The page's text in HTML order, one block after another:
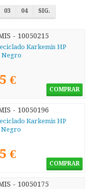
03 04 SIG.
- 10050215
Karkemis HP
Negro
€
COMPRAR
- 10050196
Karkemis HP
Negro
€
COMPRAR
- 10050175